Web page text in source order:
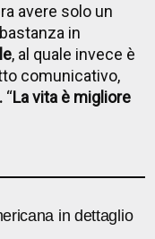
avere solo un
in
, al quale invece è
comunicativo,
“La vita è migliore
in dettaglio